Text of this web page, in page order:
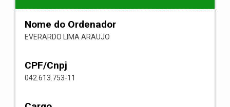
Nome do Ordenador
EVERARDO LIMA ARAUJO
CPF/Cnpj
042.613.753-11